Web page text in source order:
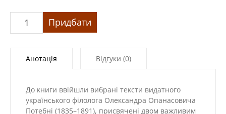
Придбати
Анотація Відгуки (0)
До книги ввійшли вибрані тексти видатного
українського філолога Олександра Опанасовича
Потебні (1835–1891), присвячені двом важливим